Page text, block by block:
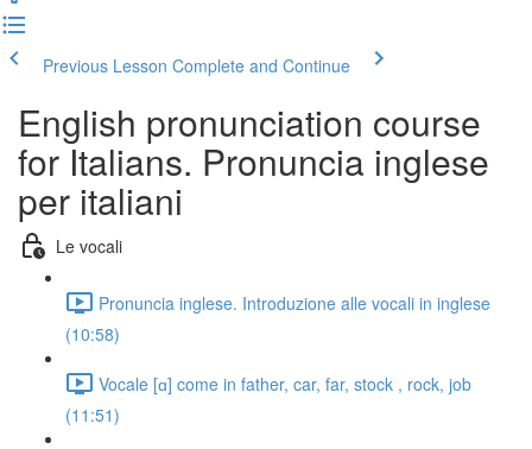
Previous Lesson Complete and Continue
English pronunciation course
for Italians. Pronuncia inglese
per italiani
Le vocali
Pronuncia inglese. Introduzione alle vocali in inglese
(10:58)
Vocale [ɑ] come in father, car, far, stock , rock, job
(11:51)